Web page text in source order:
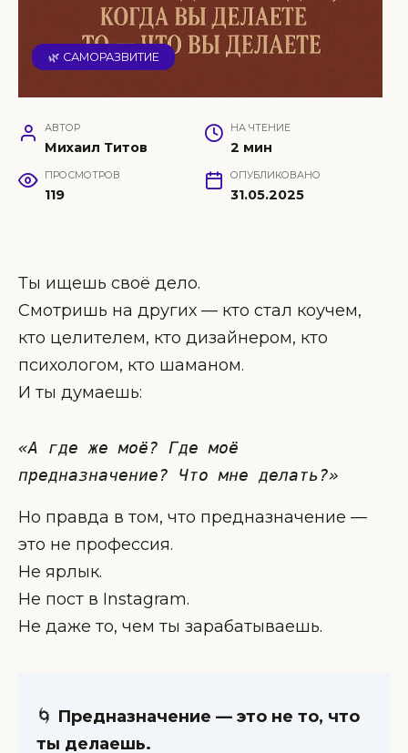
🌿 САМОРАЗВИТИЕ
АВТОР
Михаил Титов
НА ЧТЕНИЕ
2 мин
ПРОСМОТРОВ
119
ОПУБЛИКОВАНО
31.05.2025
Ты ищешь своё дело.
Смотришь на других — кто стал коучем,
кто целителем, кто дизайнером, кто
психологом, кто шаманом.
И ты думаешь:
«А где же моё? Где моё
предназначение? Что мне делать?»
Но правда в том, что предназначение —
это не профессия.
Не ярлык.
Не пост в Instagram.
Не даже то, чем ты зарабатываешь.
🌀 Предназначение — это не то, что
ты делаешь.